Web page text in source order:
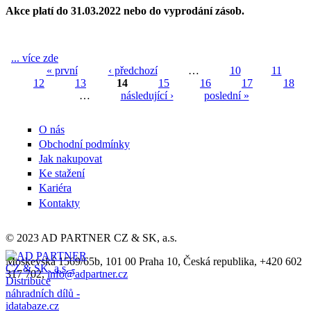
Akce platí do 31.03.2022 nebo do vyprodání zásob.
... více zde
Stránky
« první ‹ předchozí … 10
11
12
13 14 15 16 17
18
…
následující › poslední »
O nás
Obchodní podmínky
Jak nakupovat
Ke stažení
Kariéra
Kontakty
© 2023 AD PARTNER CZ & SK, a.s.
Moskevská 1569/65b, 101 00 Praha 10, Česká republika, +420 602
317 702,info@adpartner.cz